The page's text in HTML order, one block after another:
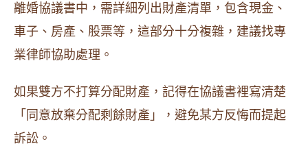
離婚協議書中，需詳細列出財產清單，包含現金、
車子、房產、股票等，這部分十分複雜，建議找專
業律師協助處理。
如果雙方不打算分配財產，記得在協議書裡寫清楚
「同意放棄分配剩餘財產」，避免某方反悔而提起
訴訟。